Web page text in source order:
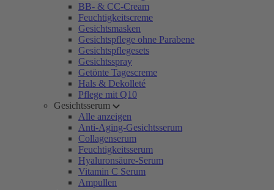
BB- & CC-Cream
Feuchtigkeitscreme
Gesichtsmasken
Gesichtspflege ohne Parabene
Gesichtspflegesets
Gesichtsspray
Getönte Tagescreme
Hals & Dekolleté
Pflege mit Q10
Gesichtsserum
Alle anzeigen
Anti-Aging-Gesichtsserum
Collagenserum
Feuchtigkeitsserum
Hyaluronsäure-Serum
Vitamin C Serum
Ampullen